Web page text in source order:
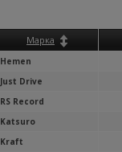
Марка
Hemen
Just Drive
RS Record
Katsuro
Kraft